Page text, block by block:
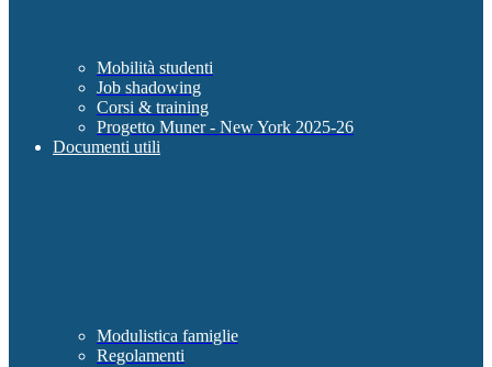
Mobilità studenti
Job shadowing
Corsi & training
Progetto Muner - New York 2025-26
Documenti utili
Modulistica famiglie
Regolamenti